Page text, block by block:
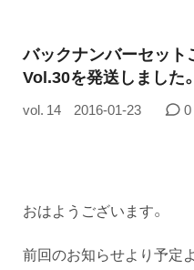
バックナンバーセット
Vol.30を発送しました。
vol. 14 2016-01-23 0
おはようございます。
前回のお知らせより予定